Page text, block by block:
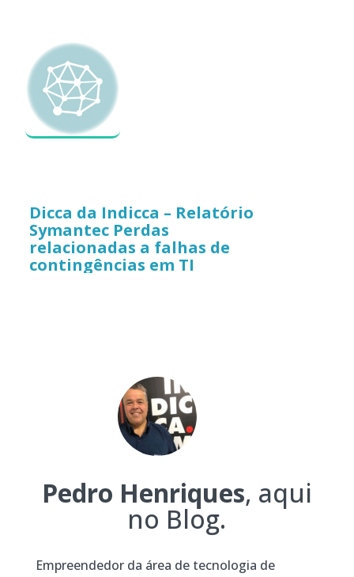
Dicca da Indicca – Relatório
Symantec Perdas
relacionadas a falhas de
contingências em TI
Pedro Henriques, aqui
no Blog.
Empreendedor da área de tecnologia de